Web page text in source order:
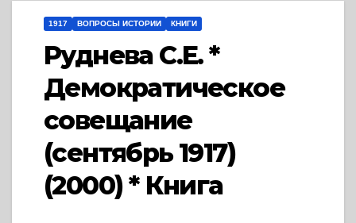
1917 ВОПРОСЫ ИСТОРИИ КНИГИ
Руднева С.Е. *
Демократическое
совещание
(сентябрь 1917)
(2000) * Книга